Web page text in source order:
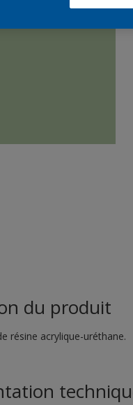
du produit
résine acrylique-uréthane.